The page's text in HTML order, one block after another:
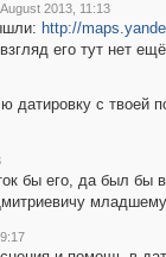
2013, 11:13
http://
его тут нет
датировку с
бы его, да был бы